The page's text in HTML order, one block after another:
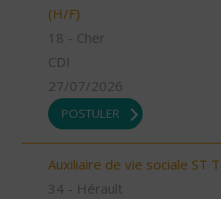
(H/F)
18 - Cher
CDI
27/07/2026
POSTULER
Auxiliaire de vie sociale ST
34 - Hérault